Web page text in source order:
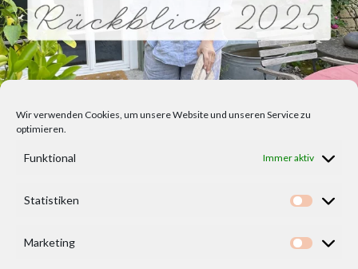
Wir verwenden Cookies, um unsere Website und unseren Service zu
optimieren.
Funktional Immer aktiv
Statistiken
Marketing